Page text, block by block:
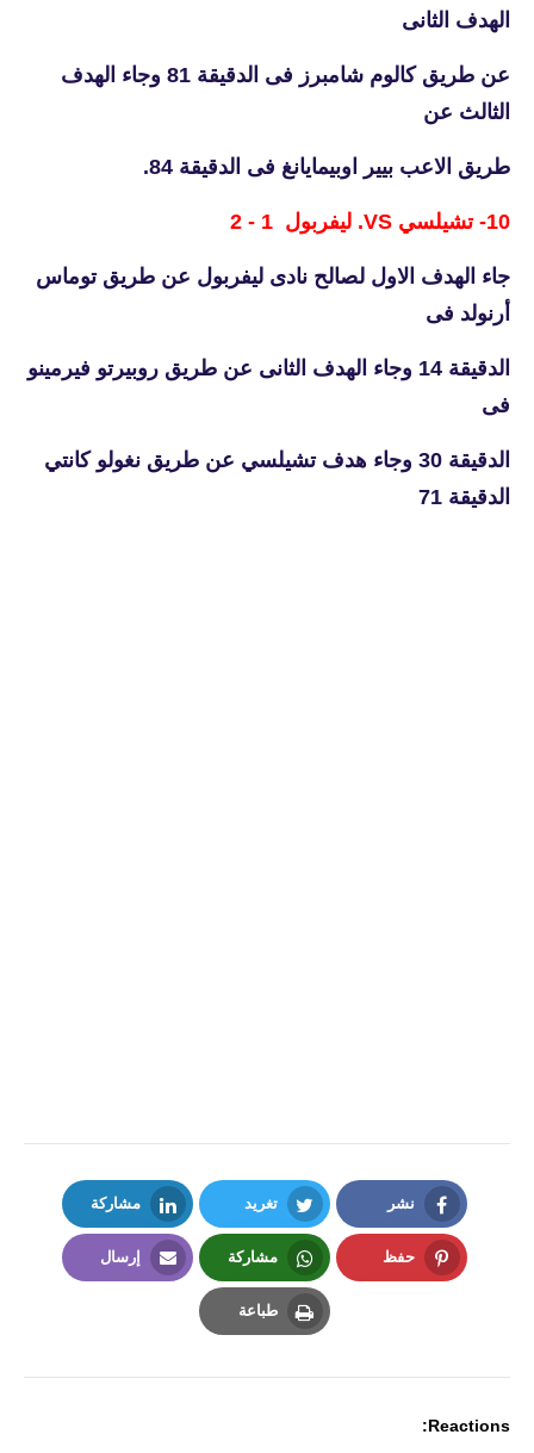
الهدف الثانى
عن طريق كالوم شامبرز فى الدقيقة 81 وجاء الهدف
الثالث عن
طريق الاعب بيير اوبيمايانغ فى الدقيقة 84.
10- تشيلسي VS. ليفربول 1 - 2
جاء الهدف الاول لصالح نادى ليفربول عن طريق توماس
أرنولد فى
الدقيقة 14 وجاء الهدف الثانى عن طريق روبيرتو فيرمينو
فى
الدقيقة 30 وجاء هدف تشيلسي عن طريق نغولو كانتي
الدقيقة 71
نشر
Facebook
تغريد
Twitter
مشاركة
LinkedIn
حفظ مشاركة
Whatsapp
إرسال
طباعة
Reactions: